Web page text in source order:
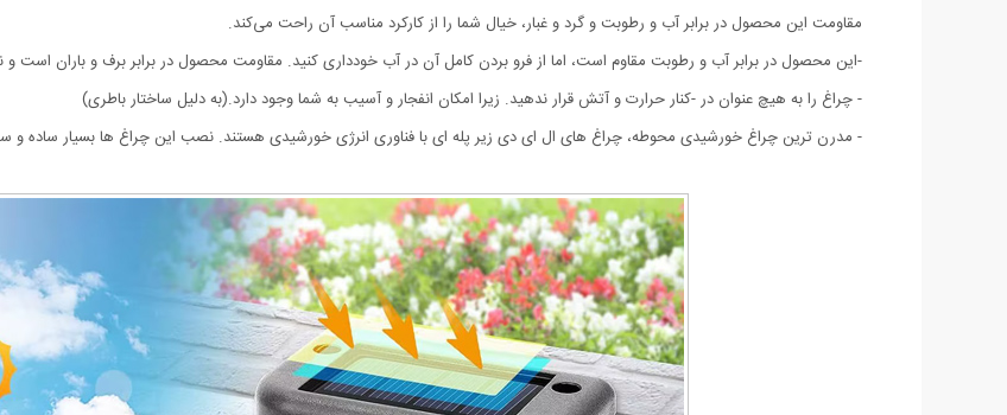
مقاومت این محصول در برابر آب و رطوبت و گرد و غبار، خیال شما را از کارکرد مناسب آن راحت می‌کند.
-این محصول در برابر آب و رطوبت مقاوم است، اما از فرو بردن کامل آن در آب خودداری کنید. مقاومت محصول در برابر برف و باران است
- چراغ را به هیچ عنوان در -کنار حرارت و آتش قرار ندهید. زیرا امکان انفجار و آسیب به شما وجود دارد.(به دلیل ساختار باطری)
- مدرن ترین چراغ خورشیدی محوطه، ‏چراغ های ال ای دی زیر پله ای با فناوری انرژی خورشیدی هستند. نصب این چراغ ها بسیار ساده و